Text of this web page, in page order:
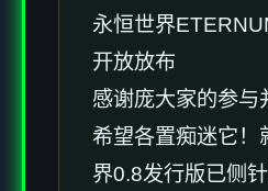
永恒世界
开放放布
感谢庞大家的参与
希望各置痴迷它！
界0.8发行版已侧